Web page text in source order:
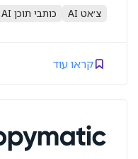
צ׳אט AI כותבי תוכן AI
קראו עוד